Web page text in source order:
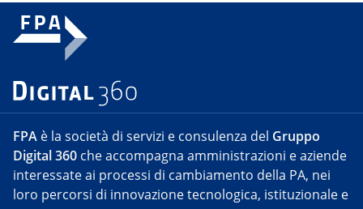
FPA è la società di servizi e consulenza del Gruppo
Digital 360 che accompagna amministrazioni e aziende
interessate ai processi di cambiamento della PA, nei
loro percorsi di innovazione tecnologica, istituzionale e